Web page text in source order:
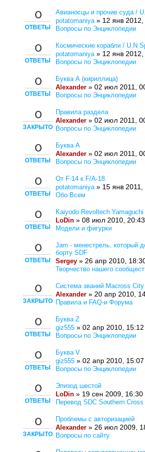
0
ОТВЕТЫ
Авианосцы и прочие суда /
potatomaniya» 12 янв
Вопросы по Энциклопедии
0
ОТВЕТЫ
Космические корабли / U.N
potatomaniya» 12 янв
Вопросы по Энциклопедии
0
ОТВЕТЫ
Буква А (кириллица)
Alexander » 02 июл 2011,
Вопросы по Энциклопедии
0
ЗАКРЫТО
Правила раздела
Alexander » 02 июл 2011,
Вопросы по Энциклопедии
0
ОТВЕТЫ
Буква A
Alexander » 02 июл 2011,
Вопросы по Энциклопедии
0
ОТВЕТЫ
От F-14 к F/A-18.
potatomaniya» 15 янв
Обо Всем
0
ОТВЕТЫ
Kaiyodo Revoltech Yamaguchi
LoDin » 08 июл 2010,
Модели и фигурки
0
ОТВЕТЫ
Jam - менестрель, который
борту SDF
Sergey » 26 апр 2010,
Творчество нашего
0
ЗАКРЫТО
Система званий Macross
Alexander » 20 апр 2010,
Правила и FAQ-и Форума
0
ОТВЕТЫ
Буква Z
giz555 » 02 апр 2010,
Вопросы по Энциклопедии
0
ОТВЕТЫ
Буква V
giz555 » 02 апр 2010,
Вопросы по Энциклопедии
0
ОТВЕТЫ
Эпизод шестой
LoDin » 19 сен 2009,
Перевод SDC Southern Cross
0
ЗАКРЫТО
Проблемы с авторизацией
Alexander » 26 июл 2009,
Вопросы по сайту